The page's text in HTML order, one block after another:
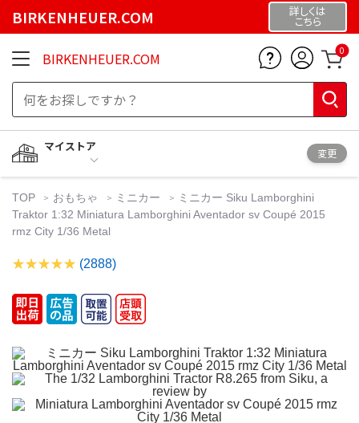
BIRKENHEUER.COM 詳しくは
こちら
BIRKENHEUER.COM 0
マイストア
変更
TOP おもちゃ ミニカー
ミニカー Siku Lamborghini
Traktor 1:32 Miniatura Lamborghini Aventador sv Coupé 2015
rmz City 1/36 Metal
(2888)